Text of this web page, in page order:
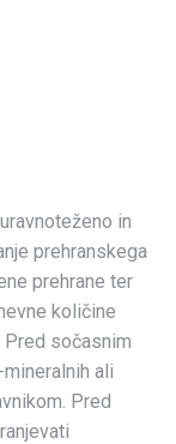
in
prehranskega
prehrane ter
količine
sočasnim
ali
Pred